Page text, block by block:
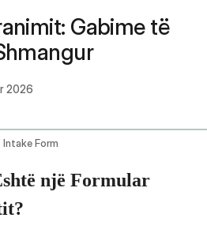
Gabime të
2026
Intake Form
një Formular